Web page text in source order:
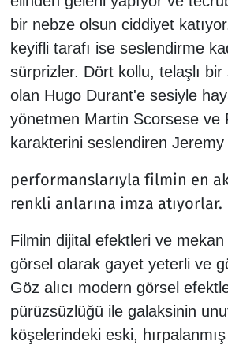
bir nebze olsun ciddiyet
keyifli tarafı ise seslendirme
sürprizler. Dört kollu, telaşlı bir
olan Hugo Durant'e sesiyle
yönetmen Martin Scorsese ve
karakterini seslendiren Jeremy
performanslarıyla filmin en
renkli anlarına imza atıyorlar.
​Filmin dijital efektleri ve mekan
görsel olarak gayet yeterli ve
Göz alıcı modern görsel
pürüzsüzlüğü ile galaksinin
köşelerindeki eski,